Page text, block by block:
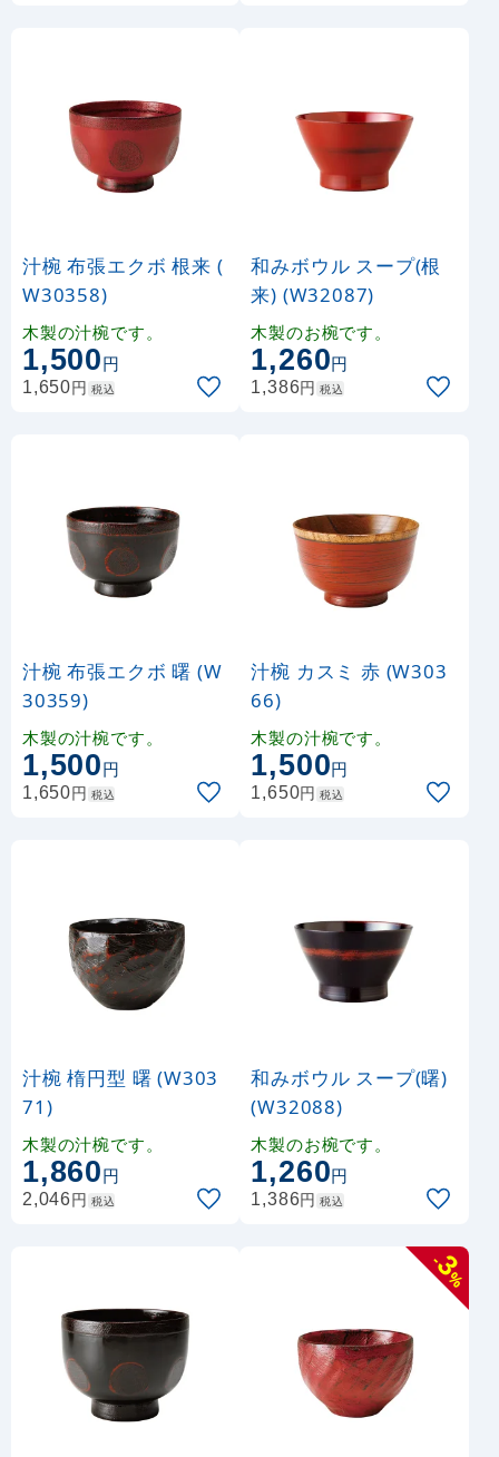
汁椀 布張エクボ 根来 (
W30358)
木製の汁椀です。
1,500円
1,650円 税込
和みボウル スープ(根
来) (W32087)
木製のお椀です。
1,260円
1,386円 税込
汁椀 布張エクボ 曙 (W
30359)
木製の汁椀です。
1,500円
1,650円 税込
汁椀 カスミ 赤 (W303
66)
木製の汁椀です。
1,500円
1,650円 税込
汁椀 楕円型 曙 (W303
71)
木製の汁椀です。
1,860円
2,046円 税込
和みボウル スープ(曙)
(W32088)
木製のお椀です。
1,260円
1,386円 税込
-
3
%